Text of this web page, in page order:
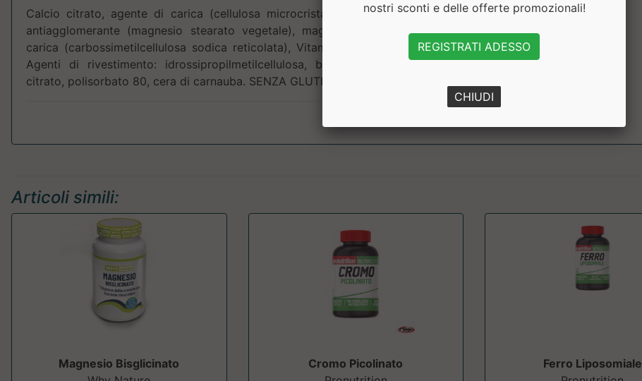
Calcio citrato, agente di carica (cellulosa microcristallina), magnesio silicato,
antiagglomerante (magnesio stearato vegetale), magnesio ossido, agente di
carica (carbossimetilcellulosa sodica reticolata), Vitamina D3 (colecalciferolo).
Agenti di rivestimento: idrossipropilmetilcellulosa, biossido di titanio, trietil
citrato, polisorbato 80, cera di carnauba. SENZA GLUTINE
Articoli simili:
Magnesio Bisglicinato
Cromo Picolinato
Ferro Liposomiale
nostri sconti e delle offerte promozionali!
REGISTRATI ADESSO
CHIUDI